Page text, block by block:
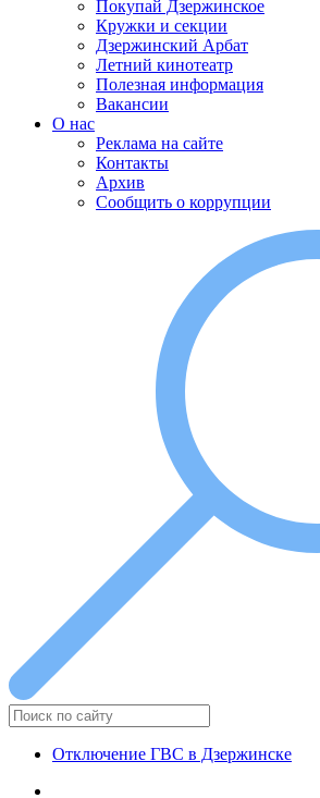
Покупай Дзержинское
Кружки и секции
Дзержинский Арбат
Летний кинотеатр
Полезная информация
Вакансии
О нас
Реклама на сайте
Контакты
Архив
Сообщить о коррупции
Отключение ГВС в Дзержинске